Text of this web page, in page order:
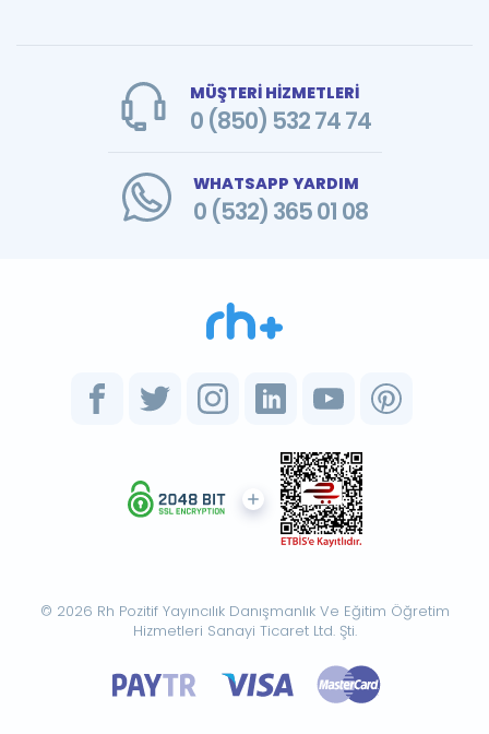
MÜŞTERİ HİZMETLERİ
0 (850) 532 74 74
WHATSAPP YARDIM
0 (532) 365 01 08
© 2026 Rh Pozitif Yayıncılık Danışmanlık Ve Eğitim Öğretim
Hizmetleri Sanayi Ticaret Ltd. Şti.